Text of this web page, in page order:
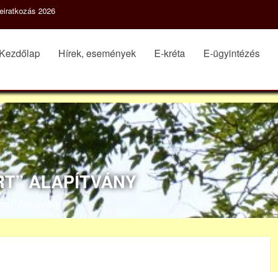
2026
Kezdőlap Hírek, események E-kréta E-ügyintézés
ALAPÍTVÁNY
Alapítvány